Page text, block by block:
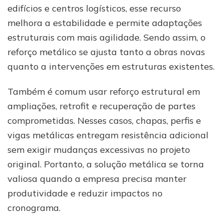
edifícios e centros logísticos, esse recurso
melhora a estabilidade e permite adaptações
estruturais com mais agilidade. Sendo assim, o
reforço metálico se ajusta tanto a obras novas
quanto a intervenções em estruturas existentes.
Também é comum usar reforço estrutural em
ampliações, retrofit e recuperação de partes
comprometidas. Nesses casos, chapas, perfis e
vigas metálicas entregam resistência adicional
sem exigir mudanças excessivas no projeto
original. Portanto, a solução metálica se torna
valiosa quando a empresa precisa manter
produtividade e reduzir impactos no
cronograma.